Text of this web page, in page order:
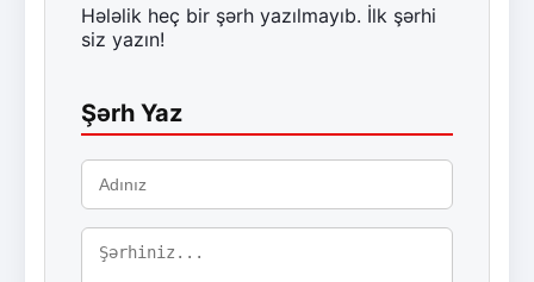
Hələlik heç bir şərh yazılmayıb. İlk şərhi
siz yazın!
Şərh Yaz